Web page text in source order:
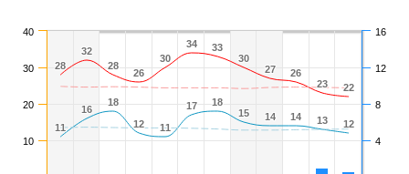
28
28
32
32
28
28
26
26
30
30
34
34 33
33
30
30
27
27 26
26
23
23 22
22
11
11
16
16
18
18
12
12 11
11
17
17 18
18
15
15 14
14 14
14 13
13 12
12
10
20
30
40
4
8
12
16